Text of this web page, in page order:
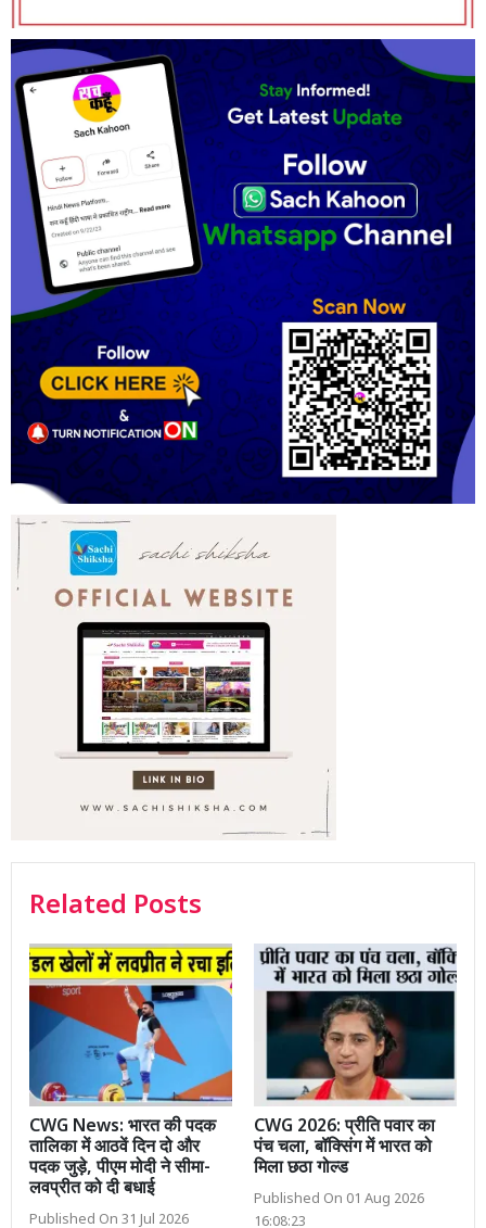
Related Posts
CWG News: भारत की पदक
तालिका में आठवें दिन दो और
पदक जुड़े, पीएम मोदी ने सीमा-
लवप्रीत को दी बधाई
Published On 31 Jul 2026
CWG 2026: प्रीति पवार का
पंच चला, बॉक्सिंग में भारत को
मिला छठा गोल्ड
Published On 01 Aug 2026
16:08:23